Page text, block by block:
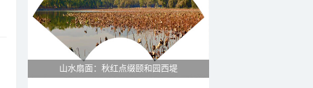
山水扇面：秋红点缀颐和园西堤